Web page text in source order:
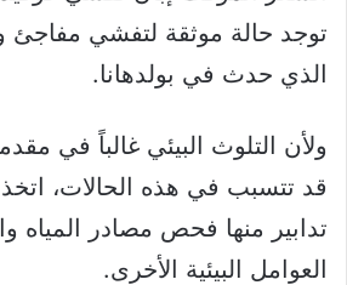
توجد حالة موثقة لتفشي
الذي حدث في بولدهانا.
ولأن التلوث البيئي غالباً في
قد تتسبب في هذه الحالات،
تدابير منها فحص مصادر المياه
العوامل البيئية الأخرى.